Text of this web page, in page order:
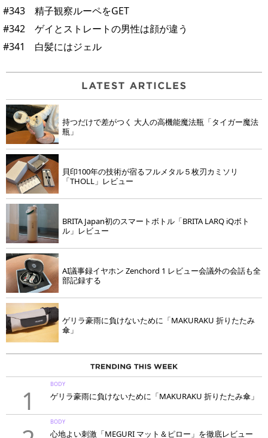
#343 精子観察ルーペをGET
#342 ゲイとストレートの男性は顔が違う
#341 白髪にはジェル
持つだけで差がつく 大人の高機能魔法瓶「タイガー魔法
瓶」
貝印100年の技術が宿るフルメタル５枚刃カミソリ
「THOLL」レビュー
BRITA Japan初のスマートボトル「BRITA LARQ iQボト
ル」レビュー
AI議事録イヤホン Zenchord 1 レビュー会議外の会話も全
部記録する
ゲリラ豪雨に負けないために「MAKURAKU 折りたたみ
傘」
1
BODY
ゲリラ豪雨に負けないために「MAKURAKU 折りたたみ傘」
BODY
心地よい刺激「MEGURI マット＆ピロー」を徹底レビュー